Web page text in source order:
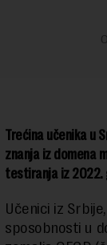
Trećina učenika u
znanja iz domena
testiranja iz 2022.
Učenici iz
sposobnosti u